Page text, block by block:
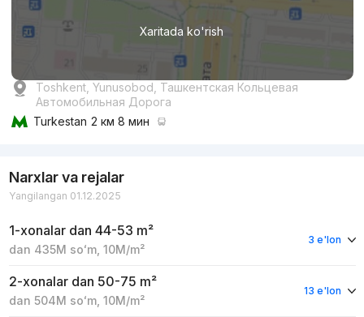
Xaritada ko'rish
Toshkent, Yunusobod, Ташкентская Кольцевая
Автомобильная Дорога
Turkestan 2 км 8 мин
Narxlar va rejalar
Yangilangan 01.12.2025
1-xonalar dan 44-53 m²
dan 435M soʻm, 10M/m²
3 e'lon
2-xonalar dan 50-75 m²
dan 504M soʻm, 10M/m²
13 e'lon